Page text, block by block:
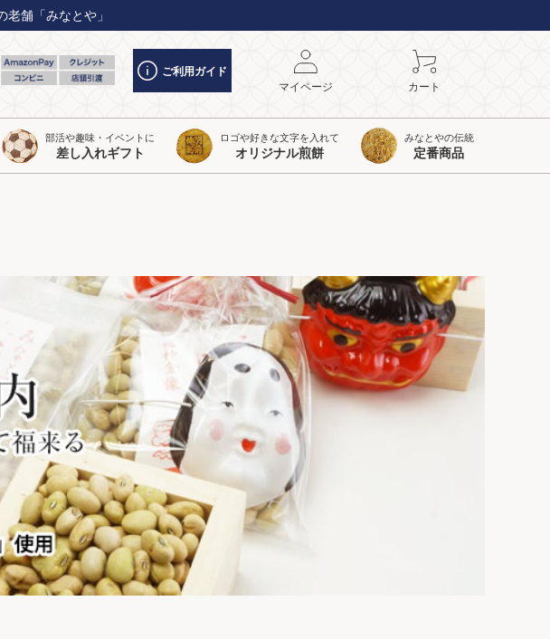
舗「みなとや」
ご利用ガイド
マイページ
カート
部活や趣味・イベントに
差し入れギフト
ロゴや好きな文字を入れて
オリジナル煎餅
みなとやの伝統
定番商品